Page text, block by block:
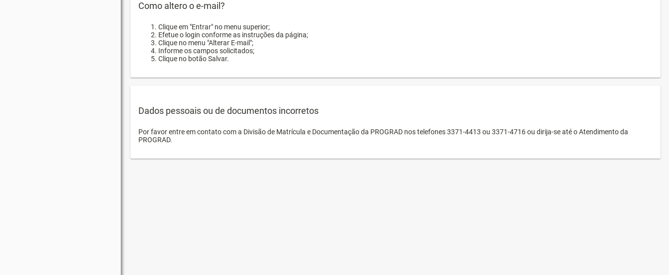
Como altero o e-mail?
Clique em "Entrar" no menu superior;
Efetue o login conforme as instruções da página;
Clique no menu "Alterar E-mail";
Informe os campos solicitados;
Clique no botão Salvar.
Dados pessoais ou de documentos incorretos
Por favor entre em contato com a Divisão de Matrícula e Documentação da PROGRAD nos telefones 3371-4413 ou 3371-4716 ou dirija-se até o Atendimento da
PROGRAD.